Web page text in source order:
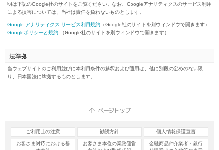
明は下記のGoogle社のサイトをご覧ください。なお、Googleアナリティクスのサービス利用
による損害については、当社は責任を負わないものとします。
Google アナリティクス サービス利用規約 （Google社のサイトを別ウィンドウで開きます）
Googleポリシーと規約 （Google社のサイトを別ウィンドウで開きます）
法準拠
当ウェブサイトのご利用並びに本利用条件の解釈および適用は、他に別段の定めのない限
り、日本国法に準拠するものとします。
ご利用上の注意 勧誘方針 個人情報保護宣言
お客さま対応における基
お客さま本位の業務運営
金融商品仲介業者・銀行